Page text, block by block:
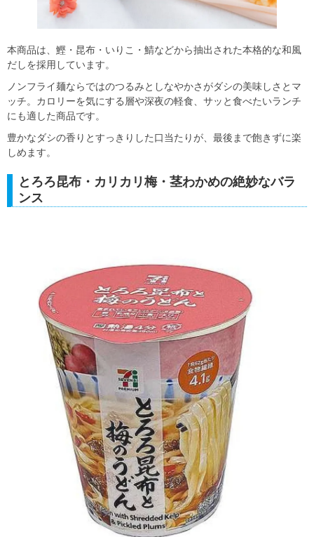
本商品は、鰹・昆布・いりこ・鯖などから抽出された本格的な和風
だしを採用しています。
ノンフライ麺ならではのつるみとしなやかさがダシの美味しさとマ
ッチ。カロリーを気にする層や深夜の軽食、サッと食べたいランチ
にも適した商品です。
豊かなダシの香りとすっきりした口当たりが、最後まで飽きずに楽
しめます。
とろろ昆布・カリカリ梅・茎わかめの絶妙なバラ
ンス